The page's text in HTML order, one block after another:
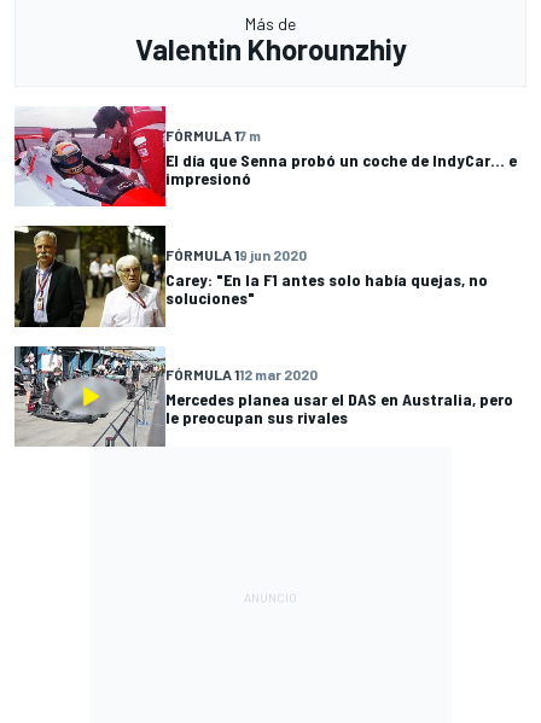
Más de
Valentin Khorounzhiy
FÓRMULA 17 m
El día que Senna probó un coche de IndyCar... e
impresionó
FÓRMULA 19 jun 2020
Carey: "En la F1 antes solo había quejas, no
soluciones"
FÓRMULA 112 mar 2020
Mercedes planea usar el DAS en Australia, pero
le preocupan sus rivales